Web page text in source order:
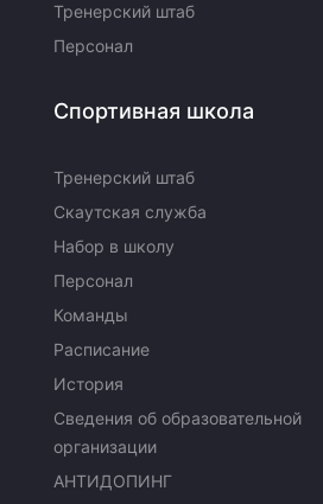
Тренерский штаб
Персонал
Спортивная школа
Тренерский штаб
Скаутская служба
Набор в школу
Персонал
Команды
Расписание
История
Сведения об образовательной
организации
АНТИДОПИНГ